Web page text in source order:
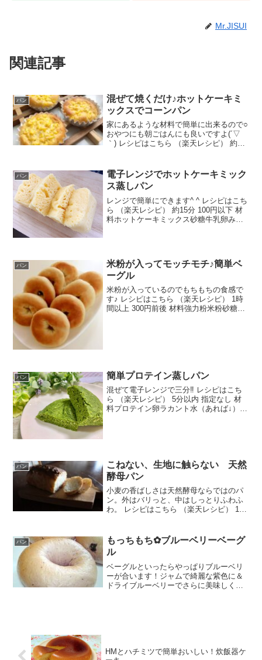
Mr.JISUI
関連記事
パン
混ぜて焼くだけ♪ホットケーキミ
ックスでコーンパン
家にあるような材料で簡単に出来るので○
おやつにも朝ごはんにも良いですよ(´▽
｀) レシピはこちら （楽天レシピ） 約1
うマドレーヌカップ9号みんなのレビュー
パン
電子レンジでホットケーキミック
ス蒸しパン
レンジで簡単にできます^ ^ レシピはこち
ら （楽天レシピ） 約15分 100円以下 材
料ホットケーキミックス砂糖牛乳卵みん
パン
米粉が入ってモッチモチ♪簡単ベ
ーグル
米粉が入っているのでもちもちの食感で
す♪ レシピはこちら （楽天レシピ） 1時
間以上 300円前後 材料強力粉米粉砂糖塩
パン 簡単プロテイン蒸しパン
混ぜて電子レンジで三分‼️ レシピはこち
ら （楽天レシピ） 5分以内 指定なし 材
料プロテイン卵ラカント水（あれば↓）抹
パン
こねない、生地に触らない 天然
酵母パン
小麦の香ばしさは天然酵母ならではのパ
ン。外はバリっと、中はしっとりふわふ
わ。 レシピはこちら （楽天レシピ） 1時
パン
もっちもち✿ブルーベリーベーグ
ル
ベーグルといったらやっぱりブルーベリ
ーが合います！ジャムで綺麗な紫色に＆
ドライブルーベリーでさらに美味しく！
HMとハチミツで簡単おいしい！炊飯器ケ